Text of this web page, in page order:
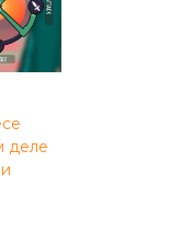
деле